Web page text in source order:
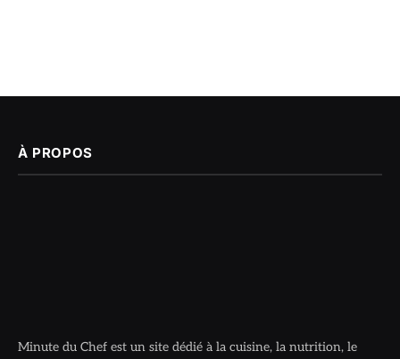
À PROPOS
Minute du Chef est un site dédié à la cuisine, la nutrition, le